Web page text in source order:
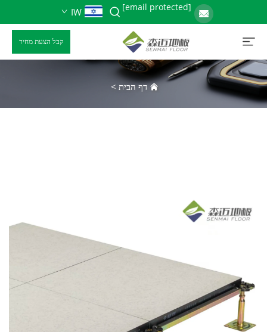
[email protected]
IW
קבל הצעת מחיר
דף הבית >